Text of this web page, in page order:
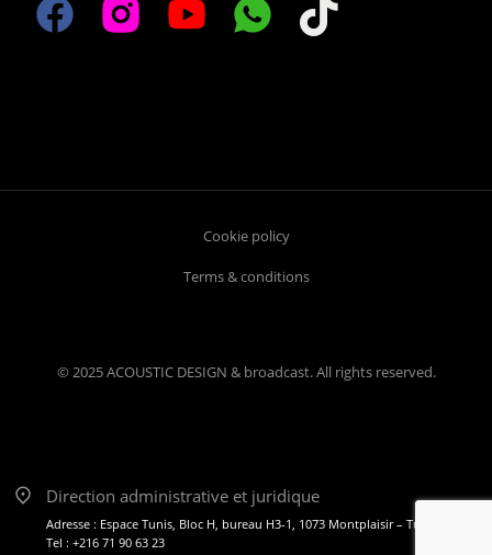
© 2025 ACOUSTIC DESIGN & broadcast. All rights reserved.
Cookie policy
Terms & conditions
Direction administrative et juridique
Adresse : Espace Tunis, Bloc H, bureau H3-1, 1073 Montplaisir – Tunis
Tel : +216 71 90 63 23